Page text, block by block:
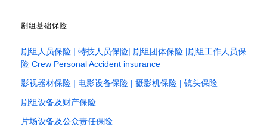
剧组基础保险
剧组人员保险 | 特技人员保险| 剧组团体保险 |剧组工作人员保
险 Crew Personal Accident insurance
影视器材保险 | 电影设备保险 | 摄影机保险 | 镜头保险
剧组设备及财产保险
片场设备及公众责任保险